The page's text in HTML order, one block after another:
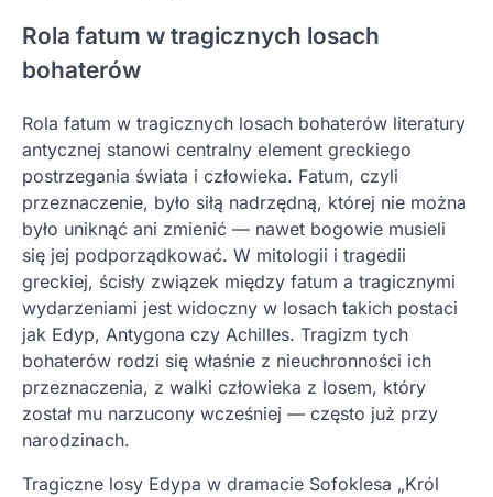
Rola fatum w tragicznych losach
bohaterów
Rola fatum w tragicznych losach bohaterów literatury
antycznej stanowi centralny element greckiego
postrzegania świata i człowieka. Fatum, czyli
przeznaczenie, było siłą nadrzędną, której nie można
było uniknąć ani zmienić — nawet bogowie musieli
się jej podporządkować. W mitologii i tragedii
greckiej, ścisły związek między fatum a tragicznymi
wydarzeniami jest widoczny w losach takich postaci
jak Edyp, Antygona czy Achilles. Tragizm tych
bohaterów rodzi się właśnie z nieuchronności ich
przeznaczenia, z walki człowieka z losem, który
został mu narzucony wcześniej — często już przy
narodzinach.
Tragiczne losy Edypa w dramacie Sofoklesa „Król